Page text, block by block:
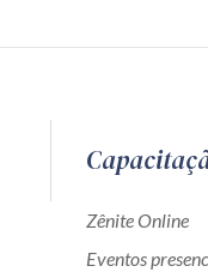
Zênite Online
Eventos